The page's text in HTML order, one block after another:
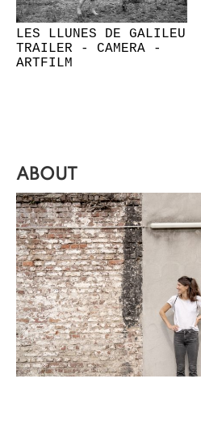
LES LLUNES DE GALILEU
TRAILER - CAMERA -
ARTFILM
ABOUT